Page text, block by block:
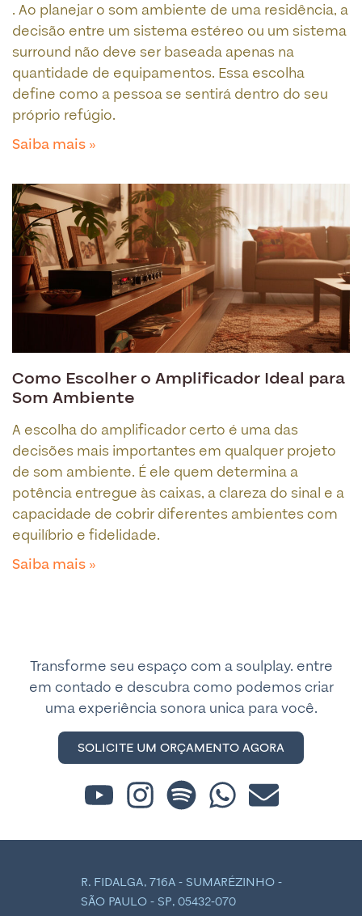
. Ao planejar o som ambiente de uma residência, a
decisão entre um sistema estéreo ou um sistema
surround não deve ser baseada apenas na
quantidade de equipamentos. Essa escolha
define como a pessoa se sentirá dentro do seu
próprio refúgio.
Saiba mais »
Como Escolher o Amplificador Ideal para
Som Ambiente
A escolha do amplificador certo é uma das
decisões mais importantes em qualquer projeto
de som ambiente. É ele quem determina a
potência entregue às caixas, a clareza do sinal e a
capacidade de cobrir diferentes ambientes com
equilíbrio e fidelidade.
Saiba mais »
Transforme seu espaço com a soulplay. entre
em contado e descubra como podemos criar
uma experiência sonora unica para você.
SOLICITE UM ORÇAMENTO AGORA
R. FIDALGA, 716A - SUMARÉZINHO -
SÃO PAULO - SP, 05432-070